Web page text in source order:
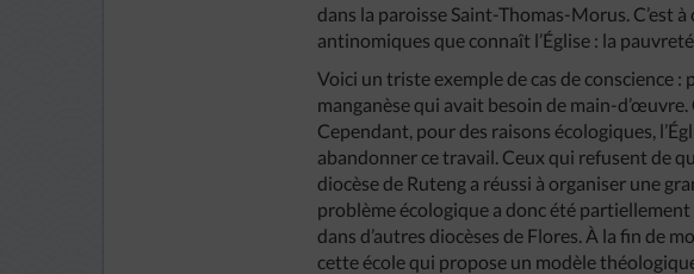
dans la paroisse Saint-Thomas-Morus. C’est
antinomiques que connaît l’Église : la pauvreté
Voici un triste exemple de cas de conscience
manganèse qui avait besoin de main-
Cependant, pour des raisons écologiques,
abandonner ce travail. Ceux qui refusent de
diocèse de Ruteng a réussi à organiser une
problème écologique a donc été
dans d’autres diocèses de Flores. À la fin de
cette école qui propose un modèle